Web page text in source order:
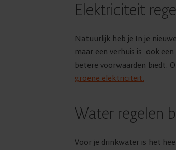
Elektriciteit
Natuurlijk heb je In je
maar een verhuis is ook
betere voorwaarden biedt.
groene elektriciteit.
Water regelen
Voor je drinkwater is het